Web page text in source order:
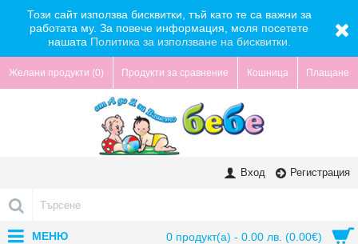
Този сайт използва бисквитки, тъй като те са важни за
работата му. За повече информация, моля посетете
нашата Политика за използване на бисквитки.
Желани продукти (0) Продукти за сравнение Кошница Плащане
0 продукт(а) - 0.00 лв. (0.00€)
Вход Регистрация
МЕНЮ